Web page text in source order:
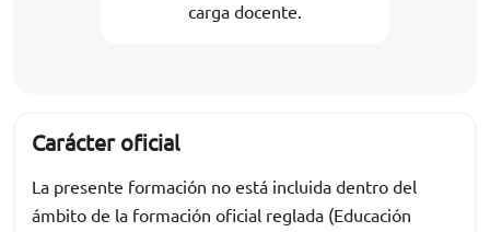
carga docente.
Carácter oficial
La presente formación no está incluida dentro del
ámbito de la formación oficial reglada (Educación